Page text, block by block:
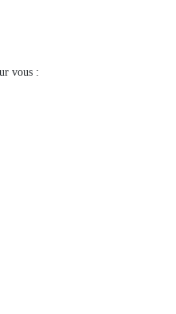
vous :